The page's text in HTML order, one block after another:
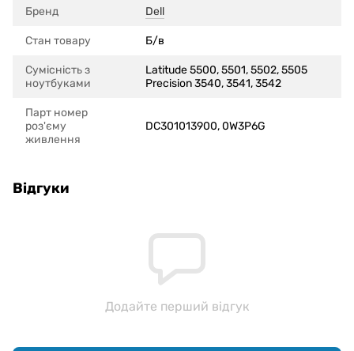
Бренд Dell
Стан товару Б/в
Сумісність з
ноутбуками
Latitude 5500, 5501, 5502, 5505
Precision 3540, 3541, 3542
Парт номер
роз'єму
живлення
DC301013900, 0W3P6G
Відгуки
Додайте перший відгук